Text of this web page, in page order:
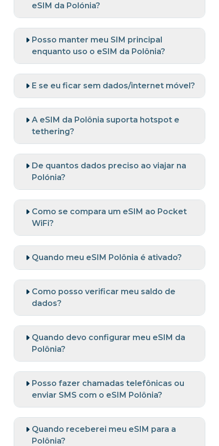
eSIM da Polónia?
Posso manter meu SIM principal
enquanto uso o eSIM da Polônia?
E se eu ficar sem dados/internet móvel?
A eSIM da Polônia suporta hotspot e
tethering?
De quantos dados preciso ao viajar na
Polónia?
Como se compara um eSIM ao Pocket
WiFi?
Quando meu eSIM Polônia é ativado?
Como posso verificar meu saldo de
dados?
Quando devo configurar meu eSIM da
Polônia?
Posso fazer chamadas telefônicas ou
enviar SMS com o eSIM Polônia?
Quando receberei meu eSIM para a
Polônia?